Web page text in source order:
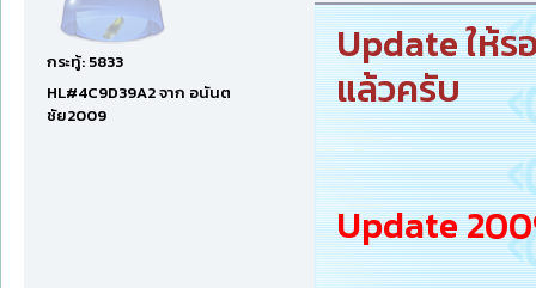
กระทู้: 5833
HL#4C9D39A2 จาก อนันต
ชัย2009
Update ให้
แล้วครับ
Update